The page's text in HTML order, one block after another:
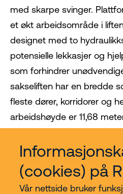
(cookies) på
Vår nettside bruker
med skarpe svinger.
et økt arbeidsområde i
designet med to
potensielle lekkasjer og
som forhindrer
sakseliften har en bredde
fleste dører, korridorer og
arbeidshøyde er 11,68